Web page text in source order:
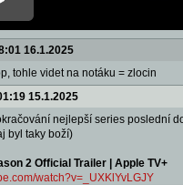
16.1.2025
tohle videt na notáku = zlocin
15.1.2025
nejlepší series poslední
byl taky boží)
2 Official Trailer | Apple TV+
watch?v=_UXKlYvLGJY